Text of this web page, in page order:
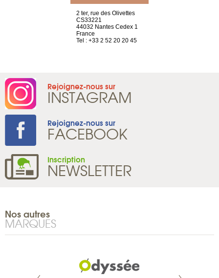
2 ter, rue des Olivettes
CS33221
44032 Nantes Cedex 1
France
Tel : +33 2 52 20 20 45
Rejoignez-nous sur
INSTAGRAM
Rejoignez-nous sur
FACEBOOK
Inscription
NEWSLETTER
Nos autres
MARQUES